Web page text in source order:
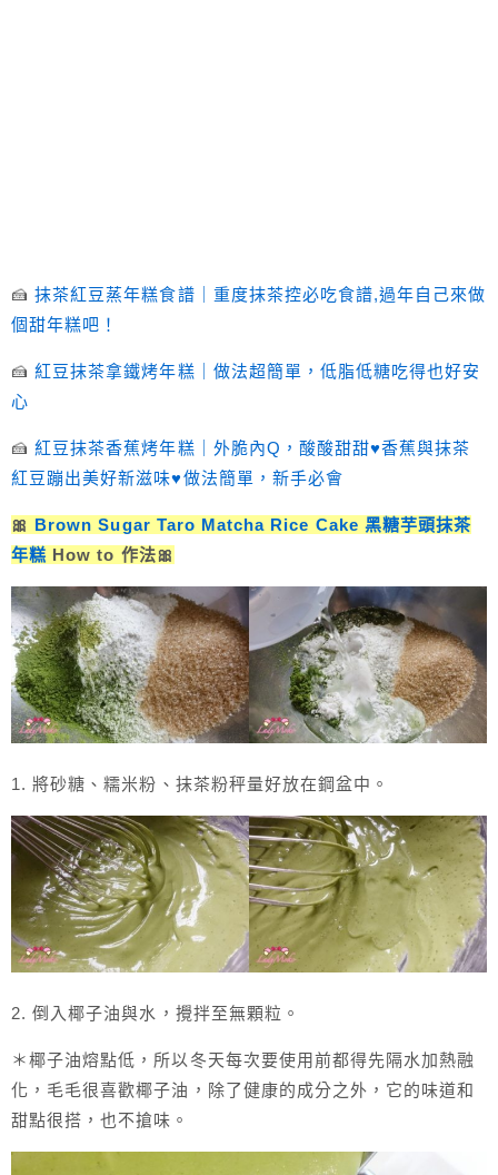
🍰抹茶紅豆蒸年糕食譜｜重度抹茶控必吃食譜,過年自己來做
個甜年糕吧！
🍰紅豆抹茶拿鐵烤年糕｜做法超簡單，低脂低糖吃得也好安
心
🍰紅豆抹茶香蕉烤年糕｜外脆內Q，酸酸甜甜♥香蕉與抹茶
紅豆蹦出美好新滋味♥做法簡單，新手必會
🎀 Brown Sugar Taro Matcha Rice Cake 黑糖芋頭抹茶
年糕 How to 作法🎀
1. 將砂糖、糯米粉、抹茶粉秤量好放在鋼盆中。
2. 倒入椰子油與水，攪拌至無顆粒。
＊椰子油熔點低，所以冬天每次要使用前都得先隔水加熱融
化，毛毛很喜歡椰子油，除了健康的成分之外，它的味道和
甜點很搭，也不搶味。